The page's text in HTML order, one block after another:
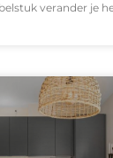
verander je